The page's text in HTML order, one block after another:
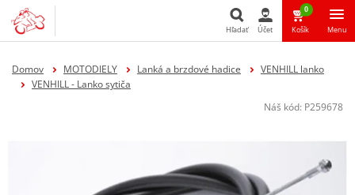
Hľadať
Hľadať Účet
0
Košík Menu
Domov MOTODIELY Lanká a brzdové hadice
VENHILL lanko
VENHILL - Lanko sytiča
Náš kód: P259678